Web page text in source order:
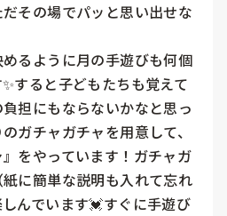
その場でパッと思い出せな
るように月の手遊びも何個
すると子どもたちも覚えて
担にもならないかなと思っ
ガチャガチャを用意して、
』をやっています！ガチャガ
に簡単な説明も入れて忘れ
んでいます💓‪すぐに手遊び